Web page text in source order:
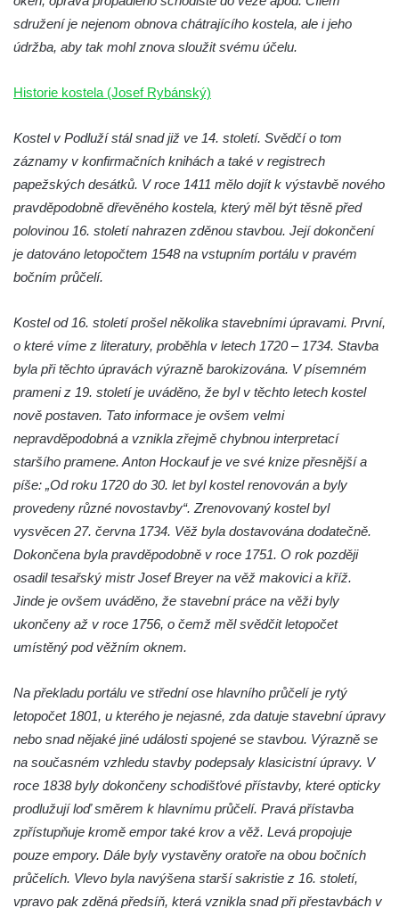
Kostel Wang (Karpacz – Bierutowice,
Polsko)
Skalní kaple Nejsvětější Trojice u Česká
Kostel Nejsvětější Trojice v Klášterci nad
Ohří
Evangelická modlitebna u autobusového
nádraží v Dubé
Hřbitovní kaple ve Velkém Šenově
Márnice na hřbitově v Chlumčanech
Kostel svatého Klementa ve Chlumčanech
Kaple svatého Václava ve Vlčí
Kaple západně od Veltěž u silnice do
Kaple Panny Marie Růžencové na návsi v
Konětopech
Výklenková kaple u silnice jižně od Hřivic
Kostel svatého Jakuba ve Hřivicích
Kaple svatého Vavřince na návsi v
Kaple u polní cesty východně od zámku v
Kaple svatého Rocha na zvířecím hřbitově v
Jimlíně
Kaple v zahradě domu čp. 55 v Jimlíně
Kaple svatého Josefa v Jimlíně
Márnice na hřbitově v Opočně u Loun
Kostel Nanebevzetí Panny Marie v Opočně
Kostel svaté Barbory v Otvicích
Kostel svatého archanděla Michaela ve
Všestudech
sdružení je nejenom obnova chátrajícího kostela, ale i jeho
údržba, aby tak mohl znova sloužit svému účelu.
Historie kostela (Josef Rybánský)
Kostel v Podluží stál snad již ve 14. století. Svědčí o tom
záznamy v konfirmačních knihách a také v registrech
papežských desátků. V roce 1411 mělo dojít k výstavbě nového
pravděpodobně dřevěného kostela, který měl být těsně před
polovinou 16. století nahrazen zděnou stavbou. Její dokončení
je datováno letopočtem 1548 na vstupním portálu v pravém
bočním průčelí.
Kostel od 16. století prošel několika stavebními úpravami. První,
o které víme z literatury, proběhla v letech 1720 – 1734. Stavba
byla při těchto úpravách výrazně barokizována. V písemném
prameni z 19. století je uváděno, že byl v těchto letech kostel
nově postaven. Tato informace je ovšem velmi
nepravděpodobná a vznikla zřejmě chybnou interpretací
staršího pramene. Anton Hockauf je ve své knize přesnější a
píše: „Od roku 1720 do 30. let byl kostel renovován a byly
provedeny různé novostavby“. Zrenovovaný kostel byl
vysvěcen 27. června 1734. Věž byla dostavována dodatečně.
Dokončena byla pravděpodobně v roce 1751. O rok později
osadil tesařský mistr Josef Breyer na věž makovici a kříž.
Jinde je ovšem uváděno, že stavební práce na věži byly
ukončeny až v roce 1756, o čemž měl svědčit letopočet
umístěný pod věžním oknem.
Na překladu portálu ve střední ose hlavního průčelí je rytý
letopočet 1801, u kterého je nejasné, zda datuje stavební úpravy
nebo snad nějaké jiné události spojené se stavbou. Výrazně se
na současném vzhledu stavby podepsaly klasicistní úpravy. V
roce 1838 byly dokončeny schodišťové přístavby, které opticky
prodlužují loď směrem k hlavnímu průčelí. Pravá přístavba
zpřístupňuje kromě empor také krov a věž. Levá propojuje
pouze empory. Dále byly vystavěny oratoře na obou bočních
průčelích. Vlevo byla navýšena starší sakristie z 16. století,
vpravo pak zděná předsíň, která vznikla snad při přestavbách v